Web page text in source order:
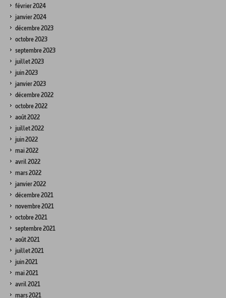
février 2024
janvier 2024
décembre 2023
octobre 2023
septembre 2023
juillet 2023
juin 2023
janvier 2023
décembre 2022
octobre 2022
août 2022
juillet 2022
juin 2022
mai 2022
avril 2022
mars 2022
janvier 2022
décembre 2021
novembre 2021
octobre 2021
septembre 2021
août 2021
juillet 2021
juin 2021
mai 2021
avril 2021
mars 2021